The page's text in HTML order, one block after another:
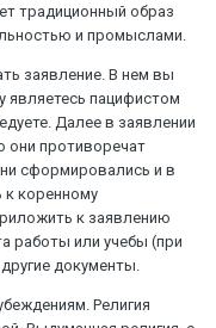
традиционный образ
и промыслами.
заявление. В нем вы
являетесь пацифистом
Далее в заявлении
они противоречат
сформировались и в
коренному
к заявлению
работы или учебы (при
документы.
Религия